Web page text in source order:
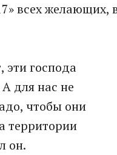
всех желающих,
господа
для нас не
чтобы они
территории
он.